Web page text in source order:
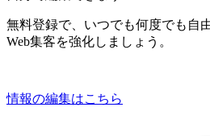
無料登録で、いつでも何度でも自
Web集客を強化しましょう。
情報の編集はこちら